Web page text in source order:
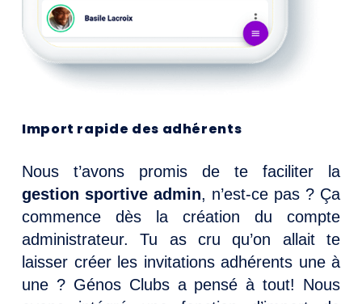
Import rapide des adhérents
Nous t’avons promis de te faciliter la
gestion sportive admin, n’est-ce pas ? Ça
commence dès la création du compte
administrateur. Tu as cru qu’on allait te
laisser créer les invitations adhérents une à
une ? Génos Clubs a pensé à tout! Nous